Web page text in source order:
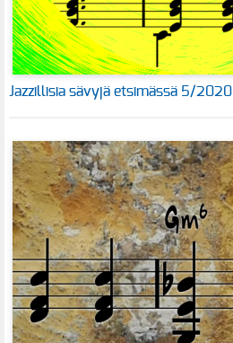
Jazzillisia sävyjä etsimässä 5/2020